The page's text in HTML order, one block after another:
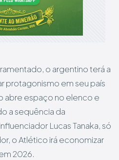
o argentino terá a
protagonismo em seu país
abre espaço no elenco e
a sequência da
Lucas Tanaka, só
o Atlético irá economizar
2026.